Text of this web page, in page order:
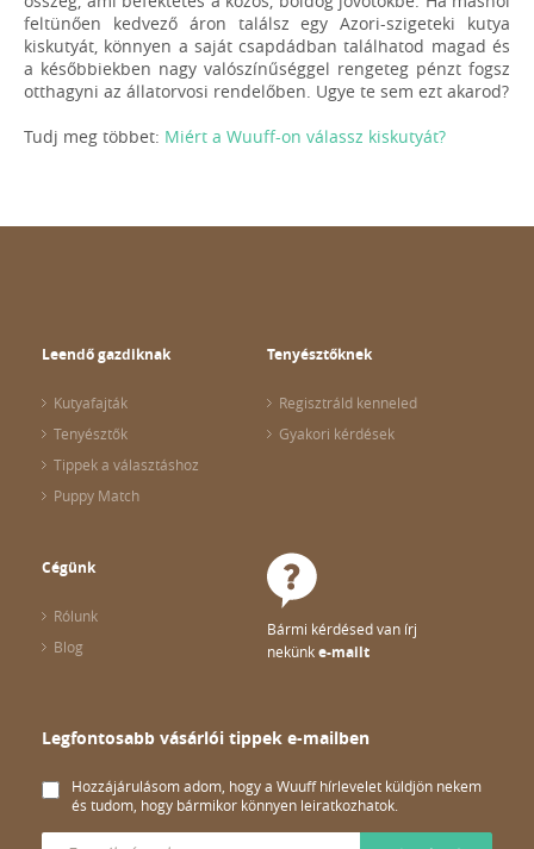
feltünően kedvező áron találsz egy Azori-szigeteki kutya
kiskutyát, könnyen a saját csapdádban találhatod magad és
a későbbiekben nagy valószínűséggel rengeteg pénzt fogsz
otthagyni az állatorvosi rendelőben. Ugye te sem ezt akarod?
Tudj meg többet: Miért a Wuuff-on válassz kiskutyát?
Leendő gazdiknak
Kutyafajták
Tenyésztők
Tippek a választáshoz
Puppy Match
Tenyésztőknek
Regisztráld kenneled
Gyakori kérdések
Cégünk
Rólunk
Blog
Bármi kérdésed van írj
nekünke-mailt
Legfontosabb vásárlói tippek e-mailben
Hozzájárulásom adom, hogy a Wuuff hírlevelet küldjön nekem
és tudom, hogy bármikor könnyen leiratkozhatok.